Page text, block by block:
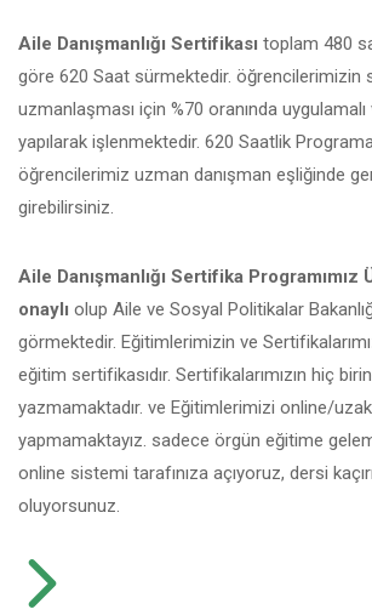
Aile Danışmanlığı Sertifikası toplam 480
göre 620 Saat sürmektedir. öğrencilerimizin
uzmanlaşması için %70 oranında
yapılarak işlenmektedir. 620 Saatlik
öğrencilerimiz uzman danışman eşliğinde
girebilirsiniz.
Aile Danışmanlığı Sertifika Programımız
onaylı olup Aile ve Sosyal Politikalar
görmektedir. Eğitimlerimizin ve
eğitim sertifikasıdır. Sertifikalarımızın hiç
yazmamaktadır. ve Eğitimlerimizi online/
yapmamaktayız. sadece örgün eğitime
online sistemi tarafınıza açıyoruz, dersi
oluyorsunuz.